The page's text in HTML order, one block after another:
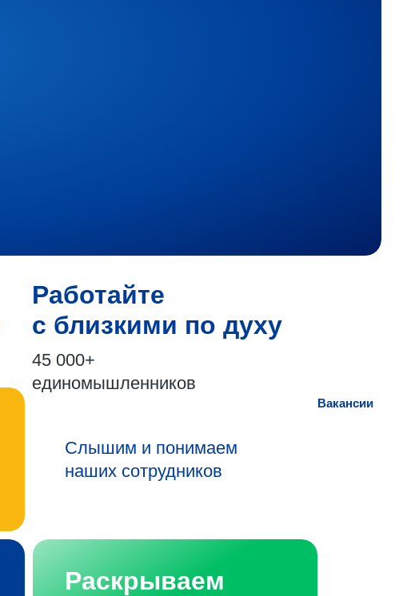
Работайте
с близкими по духу
45 000+
единомышленников
Вакансии
Слышим и понимаем
наших сотрудников
Раскрываем